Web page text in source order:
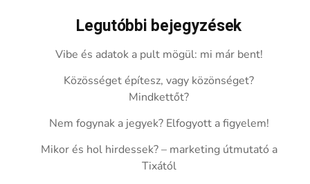
Legutóbbi bejegyzések
Vibe és adatok a pult mögül: mi már bent!
Közösséget építesz, vagy közönséget?
Mindkettőt?
Nem fogynak a jegyek? Elfogyott a figyelem!
Mikor és hol hirdessek? – marketing útmutató a
Tixától